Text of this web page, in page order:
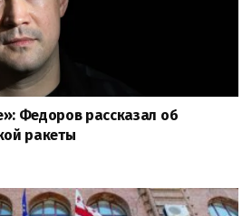
Федоров рассказал об
ракеты